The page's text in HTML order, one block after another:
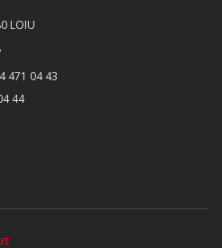
LOIU
471 04 43
44